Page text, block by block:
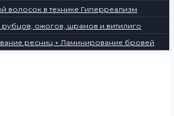
волосок в технике Гиперреализм
ожогов, шрамов и витилиго
ресниц + Ламинирование бровей